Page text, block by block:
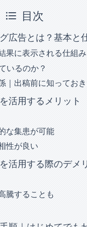
目次
広告とは？基本と
果に表示される仕組み
いるのか？
｜出稿前に知ってお
活用するメリット
な集患が可能
性が良い
活用する際のデメ
騰することも